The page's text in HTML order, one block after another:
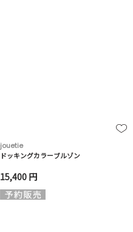
jouetie
ドッキングカラーブルゾン
15,400 円